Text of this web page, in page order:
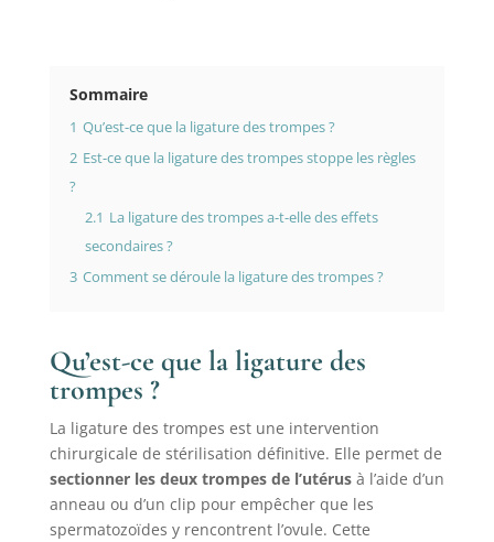
Sommaire
1 Qu’est-ce que la ligature des trompes ?
2 Est-ce que la ligature des trompes stoppe les règles
?
2.1 La ligature des trompes a-t-elle des effets
secondaires ?
3 Comment se déroule la ligature des trompes ?
Qu’est-ce que la ligature des
trompes ?
La ligature des trompes est une intervention
chirurgicale de stérilisation définitive. Elle permet de
sectionner les deux trompes de l’utérusà l’aide d’un
anneau ou d’un clip pour empêcher que les
spermatozoïdes y rencontrent l’ovule. Cette